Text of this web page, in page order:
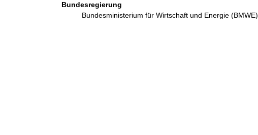
Bundesregierung
Bundesministerium für Wirtschaft und Energie (BMWE)